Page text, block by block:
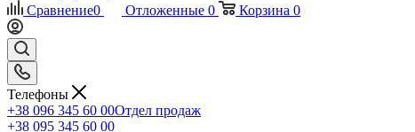
Сравнение0 Отложенные 0 Корзина 0
Телефоны
+38 096 345 60 00Отдел продаж
+38 095 345 60 00